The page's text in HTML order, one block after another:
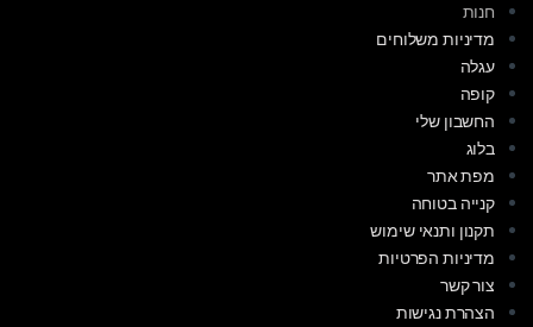
חנות
מדיניות משלוחים
עגלה
קופה
החשבון שלי
בלוג
מפת אתר
קנייה בטוחה
תקנון ותנאי שימוש
מדיניות הפרטיות
צור קשר
הצהרת נגישות